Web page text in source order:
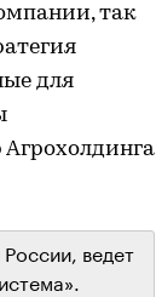
так
для
ведет